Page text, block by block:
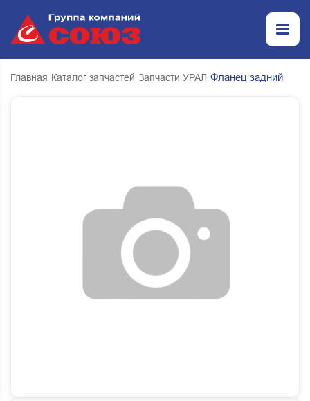
Главная Каталог запчастей Запчасти УРАЛ Фланец задний